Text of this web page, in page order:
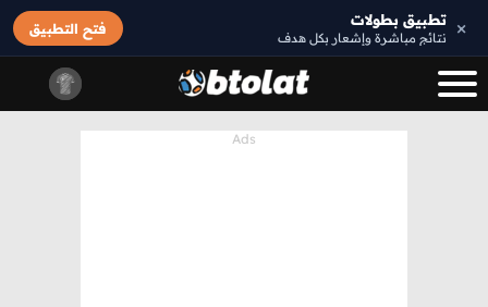
× تطبيق بطولات
نتائج مباشرة وإشعار بكل هدف
فتح التطبيق